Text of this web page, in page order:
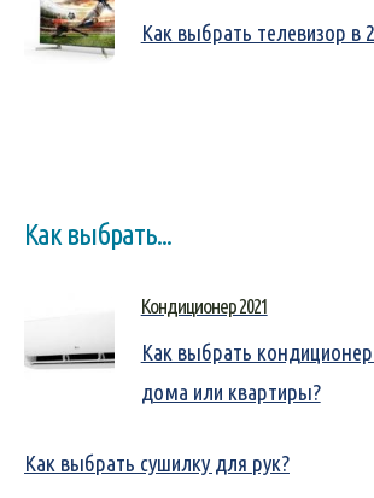
Как выбрать телевизор в
Как выбрать...
Кондиционер 2021
Как выбрать
дома или квартиры?
Как выбрать сушилку для рук?